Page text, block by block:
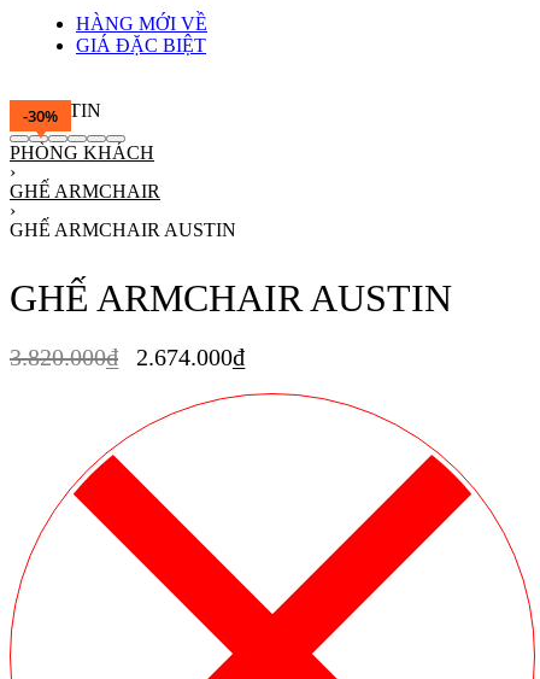
HÀNG MỚI VỀ
GIÁ ĐẶC BIỆT
-30%
PHÒNG KHÁCH
›
GHẾ ARMCHAIR
›
GHẾ ARMCHAIR AUSTIN
GHẾ ARMCHAIR AUSTIN
3.820.000₫ 2.674.000₫